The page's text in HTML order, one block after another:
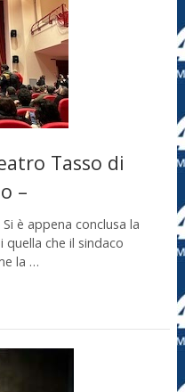
Tasso di
–
è appena conclusa la
che il sindaco
la …